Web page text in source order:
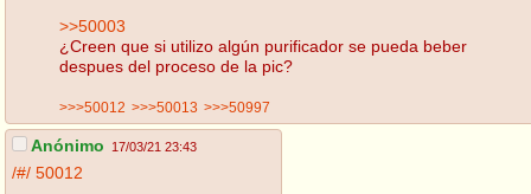
>>50003
¿Creen que si utilizo algún purificador se pueda beber
despues del proceso de la pic?
>>>50012 >>>50013 >>>50997
Anónimo 17/03/21 23:43
/#/ 50012